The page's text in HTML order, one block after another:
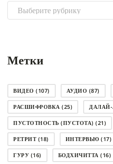
Выбрать
рубрику
Метки
ВИДЕО (107) АУДИО (87)
РАСШИФРОВКА (25)
ПУСТОТНОСТЬ (ПУСТОТА) (21)
РЕТРИТ(18) ИНТЕРВЬЮ (17)
ГУРУ (16) БОДХИЧИТТА (16)